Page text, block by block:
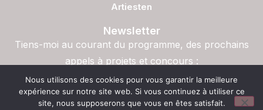
Artiesten
Newsletter
Tiens-moi au courant du programme, des prochains
appels à projets et concours :
S'inscrire
Nous utilisons des cookies pour vous garantir la meilleure
expérience sur notre site web. Si vous continuez à utiliser ce
site, nous supposerons que vous en êtes satisfait.